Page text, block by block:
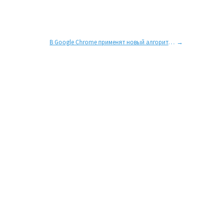
В Google Chrome применят новый алгоритм сжатия данных, что ускорит работу браузера →